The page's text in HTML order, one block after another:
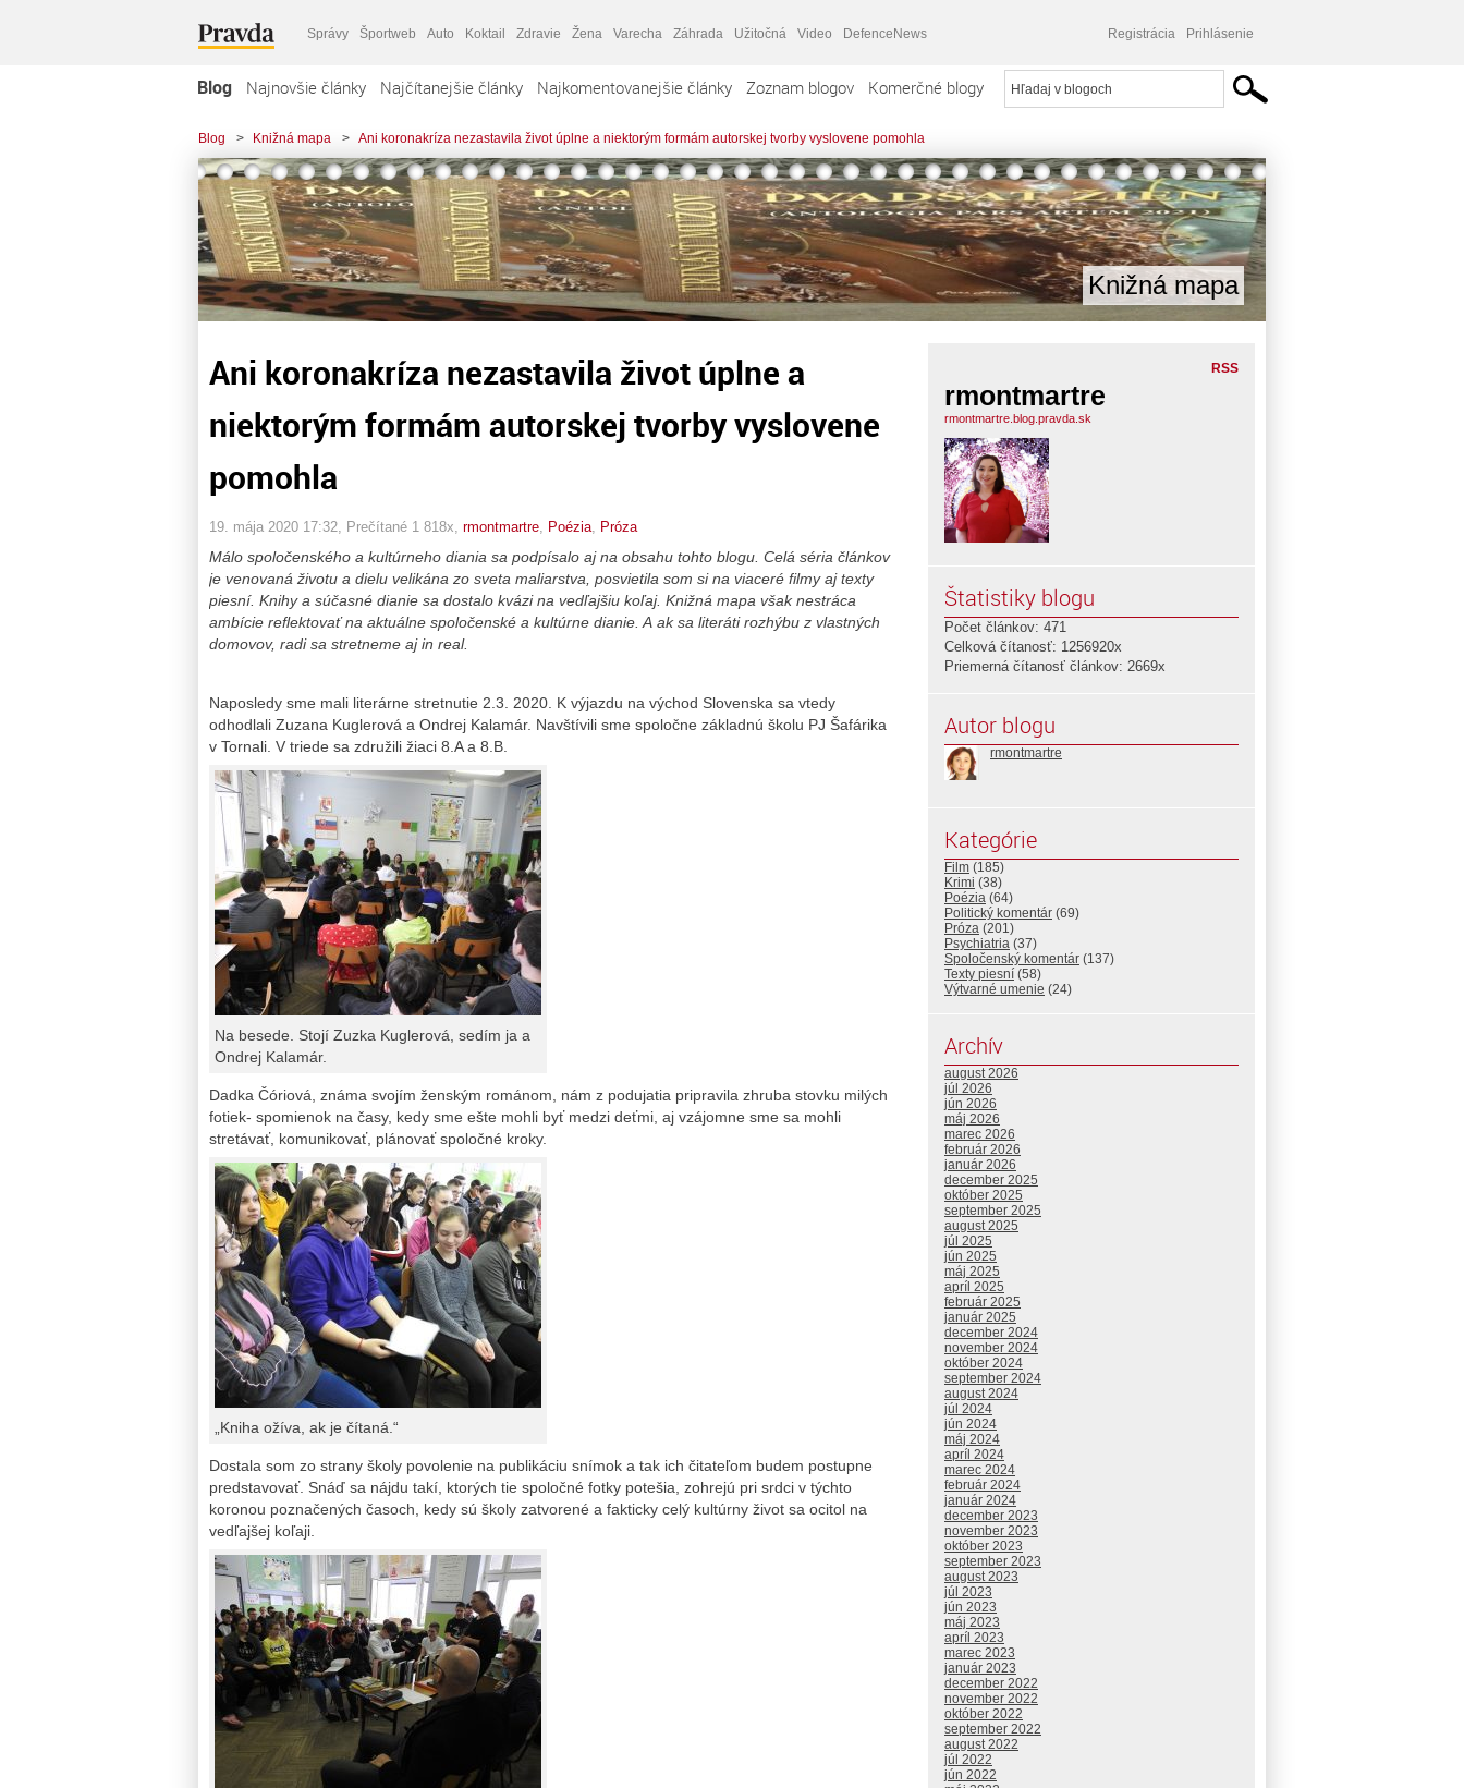
Správy Športweb Auto Koktail Zdravie Žena Varecha Záhrada Užitočná Video DefenceNews Registrácia Prihlásenie
Blog Najnovšie články Najčítanejšie články Najkomentovanejšie články Zoznam blogov Komerčné blogy
Blog > Knižná mapa > Ani koronakríza nezastavila život úplne a niektorým formám autorskej tvorby vyslovene pomohla
Knižná mapa
Ani koronakríza nezastavila život úplne a
niektorým formám autorskej tvorby vyslovene
pomohla
19. mája 2020 17:32 , Prečítané 1 818x, rmontmartre Poézia Próza
Málo spoločenského a kultúrneho diania sa podpísalo aj na obsahu tohto blogu. Celá séria článkov
je venovaná životu a dielu velikána zo sveta maliarstva, posvietila som si na viaceré filmy aj texty
piesní. Knihy a súčasné dianie sa dostalo kvázi na vedľajšiu koľaj. Knižná mapa však nestráca
ambície reflektovať na aktuálne spoločenské a kultúrne dianie. A ak sa literáti rozhýbu z vlastných
domovov, radi sa stretneme aj in real.
Naposledy sme mali literárne stretnutie 2.3. 2020. K výjazdu na východ Slovenska sa vtedy
odhodlali Zuzana Kuglerová a Ondrej Kalamár. Navštívili sme spoločne základnú školu PJ Šafárika
v Tornali. V triede sa združili žiaci 8.A a 8.B.
Na besede. Stojí Zuzka Kuglerová, sedím ja a
Ondrej Kalamár.
Dadka Čóriová, známa svojím ženským románom, nám z podujatia pripravila zhruba stovku milých
fotiek- spomienok na časy, kedy sme ešte mohli byť medzi deťmi, aj vzájomne sme sa mohli
stretávať, komunikovať, plánovať spoločné kroky.
„Kniha ožíva, ak je čítaná.“
Dostala som zo strany školy povolenie na publikáciu snímok a tak ich čitateľom budem postupne
predstavovať. Snáď sa nájdu takí, ktorých tie spoločné fotky potešia, zohrejú pri srdci v týchto
koronou poznačených časoch, kedy sú školy zatvorené a fakticky celý kultúrny život sa ocitol na
vedľajšej koľaji.
RSS
rmontmartre
rmontmartre.blog.pravda.sk
Štatistiky blogu
Počet článkov: 471
Celková čítanosť: 1256920x
Priemerná čítanosť článkov: 2669x
Autor blogu
rmontmartre
Kategórie
Film (185)
Krimi (38)
Poézia (64)
Politický komentár (69)
Próza (201)
Psychiatria (37)
Spoločenský komentár (137)
Texty piesní (58)
Výtvarné umenie (24)
Archív
august 2026
júl 2026
jún 2026
máj 2026
marec 2026
február 2026
január 2026
december 2025
október 2025
september 2025
august 2025
júl 2025
jún 2025
máj 2025
apríl 2025
február 2025
január 2025
december 2024
november 2024
október 2024
september 2024
august 2024
júl 2024
jún 2024
máj 2024
apríl 2024
marec 2024
február 2024
január 2024
december 2023
november 2023
október 2023
september 2023
august 2023
júl 2023
jún 2023
máj 2023
apríl 2023
marec 2023
január 2023
december 2022
november 2022
október 2022
september 2022
august 2022
júl 2022
jún 2022